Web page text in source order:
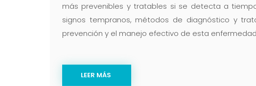
más prevenibles y tratables si se detecta a
signos tempranos, métodos de diagnóstico y
prevención y el manejo efectivo de esta
LEER MÁS